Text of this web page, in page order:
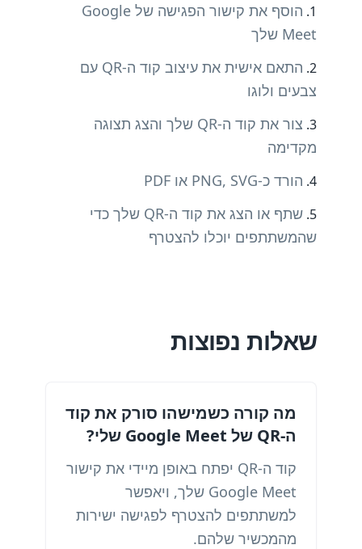
הוסף את קישור הפגישה של Google
Meet שלך
התאם אישית את עיצוב קוד ה-QR עם
צבעים ולוגו
צור את קוד ה-QR שלך והצג תצוגה
מקדימה
הורד כ-PNG, SVG או PDF
שתף או הצג את קוד ה-QR שלך כדי
שהמשתתפים יוכלו להצטרף
שאלות נפוצות
מה קורה כשמישהו סורק את קוד
ה-QR של Google Meet שלי?
קוד ה-QR יפתח באופן מיידי את קישור
Google Meet שלך, ויאפשר
למשתתפים להצטרף לפגישה ישירות
מהמכשיר שלהם.